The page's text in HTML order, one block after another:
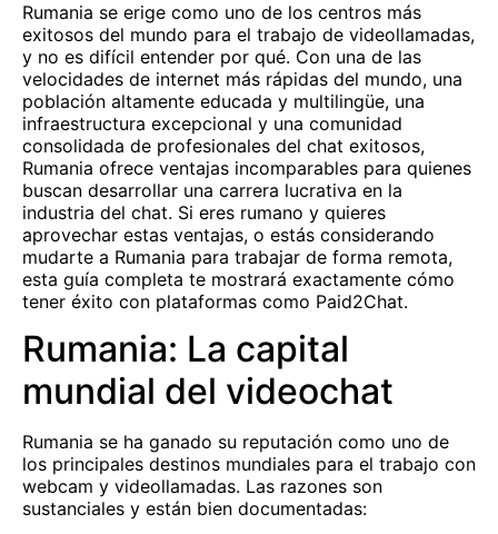
Rumania se erige como uno de los centros más
exitosos del mundo para el trabajo de videollamadas,
y no es difícil entender por qué. Con una de las
velocidades de internet más rápidas del mundo, una
población altamente educada y multilingüe, una
infraestructura excepcional y una comunidad
consolidada de profesionales del chat exitosos,
Rumania ofrece ventajas incomparables para quienes
buscan desarrollar una carrera lucrativa en la
industria del chat. Si eres rumano y quieres
aprovechar estas ventajas, o estás considerando
mudarte a Rumania para trabajar de forma remota,
esta guía completa te mostrará exactamente cómo
tener éxito con plataformas como Paid2Chat.
Rumania: La capital
mundial del videochat
Rumania se ha ganado su reputación como uno de
los principales destinos mundiales para el trabajo con
webcam y videollamadas. Las razones son
sustanciales y están bien documentadas: